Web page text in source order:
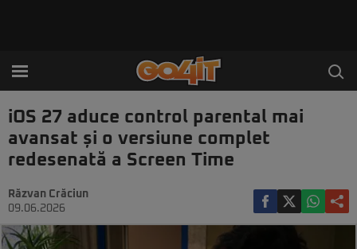
iOS 27 aduce control parental mai
avansat și o versiune complet
redesenată a Screen Time
Răzvan Crăciun
09.06.2026